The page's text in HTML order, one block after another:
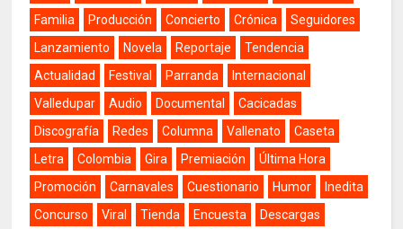
Familia
Producción Concierto Crónica
Seguidores
Lanzamiento
Novela Reportaje
Tendencia
Actualidad
Festival Parranda
Internacional
Valledupar
Audio Documental
Cacicadas
Discografía
Redes Columna Vallenato
Caseta
Letra
Colombia Gira Premiación
Última Hora
Promoción
Carnavales Cuestionario Humor
Inedita
Concurso
Viral Tienda Encuesta Descargas